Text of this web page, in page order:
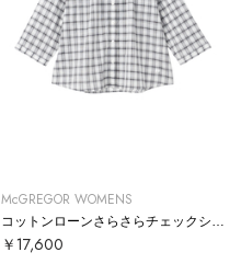
McGREGOR WOMENS
￥17,600